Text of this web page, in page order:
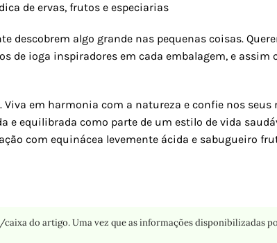
de ervas, frutos e especiarias
descobrem algo grande nas pequenas coisas.
de ioga inspiradores em cada embalagem, e
Viva em harmonia com a natureza e confie nos
e equilibrada como parte de um estilo de vida
com equinácea levemente ácida e sabugueiro
do artigo. Uma vez que as informações disponibilizadas